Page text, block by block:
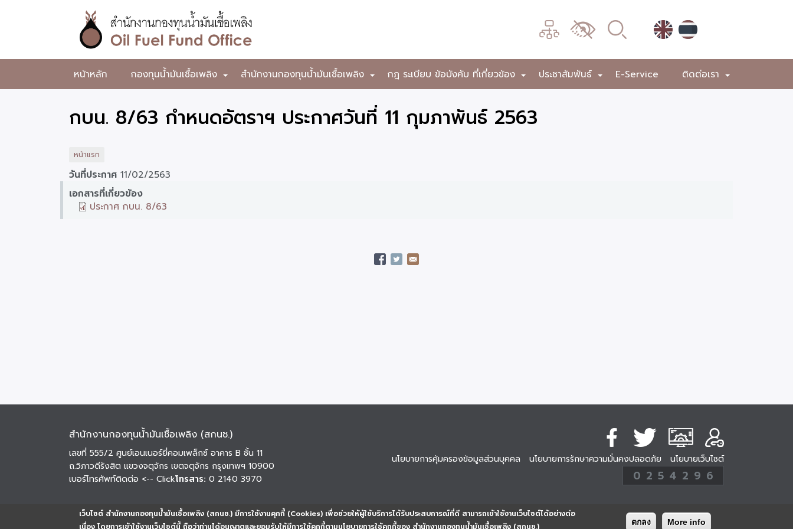
เว็บไซต์ สำนักงานกองทุนน้ำมันเชื้อเพลิง (สกนช.) มีการใช้งานคุกกี้ (Cookies) เพื่อช่วยให้ผู้ใช้บริการได้รับประสบการณ์ที่ดี สามารถเข้าใช้งานเว็บไซต์ได้อย่างต่อ
เนื่อง โดยการเข้าใช้งานเว็บไซต์นี้ ถือว่าท่านได้อนุญาตและยอมรับให้มีการใช้คุกกี้ตามนโยบายการใช้คุกกี้ของ สำนักงานกองทุนน้ำมันเชื้อเพลิง (สกนช.)
ตกลง More info
หลัก
สำนักงาน
กองทุน
น้ำมัน
เพลิง
เมนู
เปลี่ยน
ผล
หน้าหลัก +
กองทุนน้ำมันเชื้อเพลิง +
สำนักงานกองทุนน้ำมันเชื้อเพลิง +
กฎ ระเบียบ ข้อบังคับ ที่เกี่ยวข้อง +
ประชาสัมพันธ์ E-Service +
ติดต่อเรา
กบน. 8/63 กำหนดอัตราฯ ประกาศวันที่ 11 กุมภาพันธ์ 2563
หน้าแรก
วันที่ประกาศ 11/02/2563
เอกสารที่เกี่ยวข้อง
ประกาศ กบน. 8/63
สำนักงานกองทุนน้ำมันเชื้อเพลิง (สกนช.)
เลขที่ 555/2 ศูนย์เอนเนอร์ยี่คอมเพล็กซ์ อาคาร B ชั้น 11
ถ.วิภาวดีรังสิต แขวงจตุจักร เขตจตุจักร กรุงเทพฯ 10900
เบอร์โทรศัพท์ติดต่อ <-- Clickโทรสาร: 0 2140 3970
นโยบายการคุ้มครองข้อมูลส่วนบุคคล นโยบายการรักษาความมั่นคงปลอดภัย นโยบายเว็บไซต์
254296
ครั้ง
0 2 5 4 2 9 6